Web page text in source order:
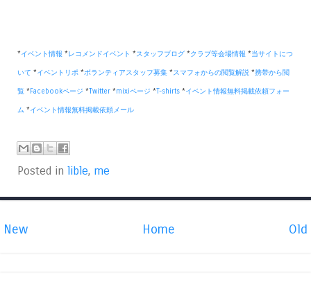
*イベント情報 *レコメンドイベント *スタッフブログ *クラブ等会場情報 *当サイトにつ
いて *イベントリポ *ボランティアスタッフ募集 *スマフォからの閲覧解説 *携帯から閲
覧 * Facebookページ *Twitter *mixiページ *T-shirts *イベント情報無料掲載依頼フォー
ム *イベント情報無料掲載依頼メール
Posted in lible, me
New Old
Home